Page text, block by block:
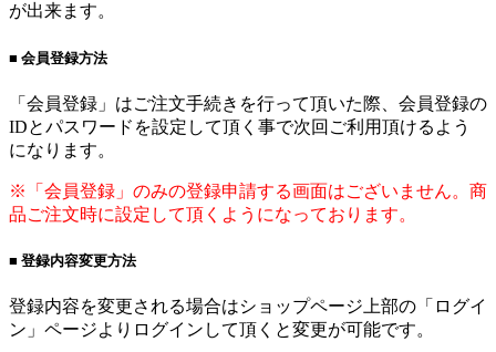
が出来ます。
■ 会員登録方法
「会員登録」はご注文手続きを行って頂いた際、会員登録の
IDとパスワードを設定して頂く事で次回ご利用頂けるよう
になります。
※「会員登録」のみの登録申請する画面はございません。商
品ご注文時に設定して頂くようになっております。
■ 登録内容変更方法
登録内容を変更される場合はショップページ上部の「ログイ
ン」ページよりログインして頂くと変更が可能です。